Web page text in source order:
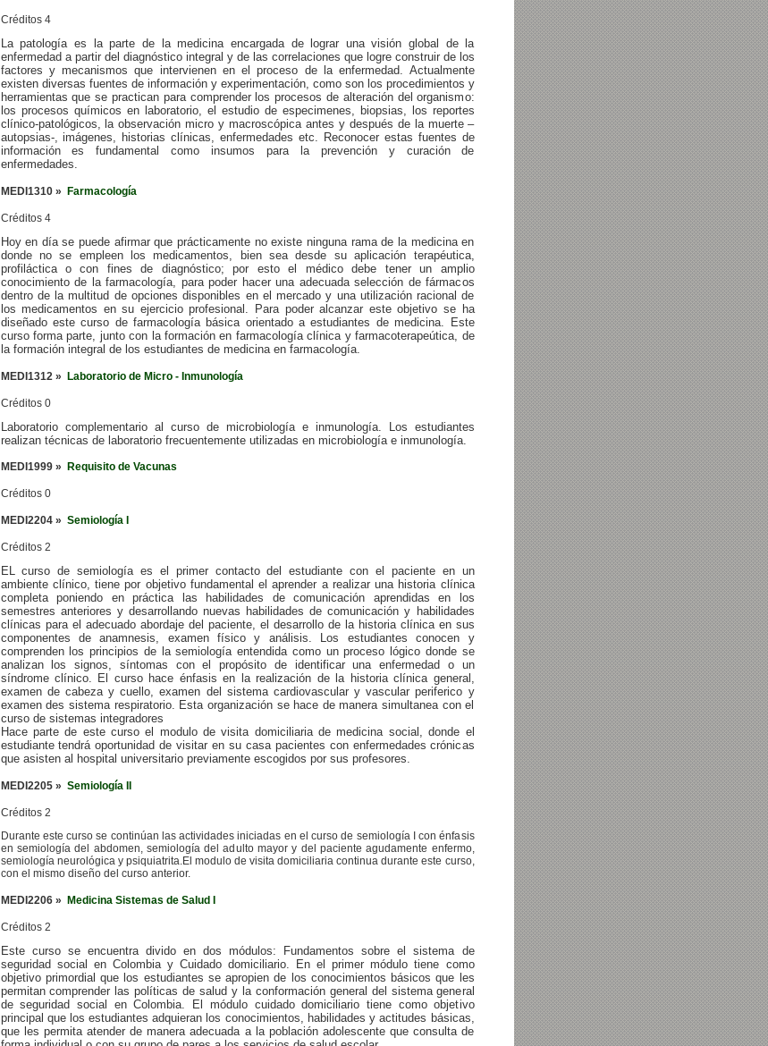
Créditos 4
La patología es la parte de la medicina encargada de lograr una visión global de la
enfermedad a partir del diagnóstico integral y de las correlaciones que logre construir de los
factores y mecanismos que intervienen en el proceso de la enfermedad. Actualmente
existen diversas fuentes de información y experimentación, como son los procedimientos y
herramientas que se practican para comprender los procesos de alteración del organismo:
los procesos químicos en laboratorio, el estudio de especimenes, biopsias, los reportes
clínico-patológicos, la observación micro y macroscópica antes y después de la muerte –
autopsias-, imágenes, historias clínicas, enfermedades etc. Reconocer estas fuentes de
información es fundamental como insumos para la prevención y curación de
enfermedades.
MEDI1310 » Farmacología
Créditos 4
Hoy en día se puede afirmar que prácticamente no existe ninguna rama de la medicina en
donde no se empleen los medicamentos, bien sea desde su aplicación terapéutica,
profiláctica o con fines de diagnóstico; por esto el médico debe tener un amplio
conocimiento de la farmacología, para poder hacer una adecuada selección de fármacos
dentro de la multitud de opciones disponibles en el mercado y una utilización racional de
los medicamentos en su ejercicio profesional. Para poder alcanzar este objetivo se ha
diseñado este curso de farmacología básica orientado a estudiantes de medicina. Este
curso forma parte, junto con la formación en farmacología clínica y farmacoterapeútica, de
la formación integral de los estudiantes de medicina en farmacología.
MEDI1312 » Laboratorio de Micro - Inmunología
Créditos 0
Laboratorio complementario al curso de microbiología e inmunología. Los estudiantes
realizan técnicas de laboratorio frecuentemente utilizadas en microbiología e inmunología.
MEDI1999 » Requisito de Vacunas
Créditos 0
MEDI2204 » Semiología I
Créditos 2
EL curso de semiología es el primer contacto del estudiante con el paciente en un
ambiente clínico, tiene por objetivo fundamental el aprender a realizar una historia clínica
completa poniendo en práctica las habilidades de comunicación aprendidas en los
semestres anteriores y desarrollando nuevas habilidades de comunicación y habilidades
clínicas para el adecuado abordaje del paciente, el desarrollo de la historia clínica en sus
componentes de anamnesis, examen físico y análisis. Los estudiantes conocen y
comprenden los principios de la semiología entendida como un proceso lógico donde se
analizan los signos, síntomas con el propósito de identificar una enfermedad o un
síndrome clínico. El curso hace énfasis en la realización de la historia clínica general,
examen de cabeza y cuello, examen del sistema cardiovascular y vascular periferico y
examen des sistema respiratorio. Esta organización se hace de manera simultanea con el
curso de sistemas integradores
Hace parte de este curso el modulo de visita domiciliaria de medicina social, donde el
estudiante tendrá oportunidad de visitar en su casa pacientes con enfermedades crónicas
que asisten al hospital universitario previamente escogidos por sus profesores.
MEDI2205 » Semiología II
Créditos 2
Durante este curso se continúan las actividades iniciadas en el curso de semiología I con énfasis
en semiología del abdomen, semiología del adulto mayor y del paciente agudamente enfermo,
semiología neurológica y psiquiatrita.El modulo de visita domiciliaria continua durante este curso,
con el mismo diseño del curso anterior.
MEDI2206 » Medicina Sistemas de Salud I
Créditos 2
Este curso se encuentra divido en dos módulos: Fundamentos sobre el sistema de
seguridad social en Colombia y Cuidado domiciliario. En el primer módulo tiene como
objetivo primordial que los estudiantes se apropien de los conocimientos básicos que les
permitan comprender las políticas de salud y la conformación general del sistema general
de seguridad social en Colombia. El módulo cuidado domiciliario tiene como objetivo
principal que los estudiantes adquieran los conocimientos, habilidades y actitudes básicas,
que les permita atender de manera adecuada a la población adolescente que consulta de